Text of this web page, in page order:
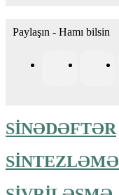
Paylaşın - Hamı bilsin
SİNƏDƏFTƏR
SİNTEZLƏMƏ